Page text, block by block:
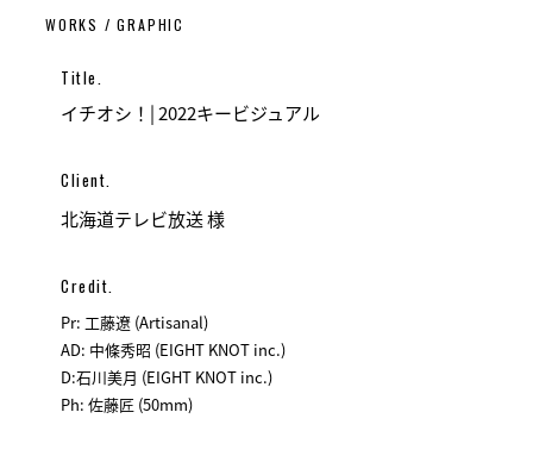
WORKS / GRAPHIC
Title.
イチオシ！| 2022キービジュアル
Client.
北海道テレビ放送 様
Credit.
Pr: 工藤遼 (Artisanal)
AD: 中條秀昭 (EIGHT KNOT inc.)
D:石川美月 (EIGHT KNOT inc.)
Ph: 佐藤匠 (50mm)